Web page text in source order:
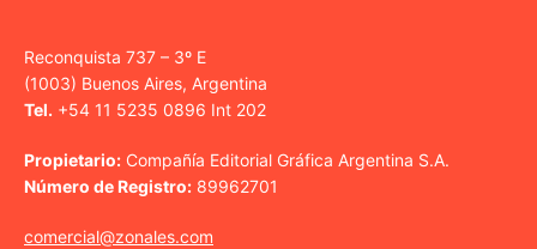
Reconquista 737 – 3º E
(1003) Buenos Aires, Argentina
Tel. +54 11 5235 0896 Int 202
Propietario: Compañía Editorial Gráfica Argentina S.A.
Número de Registro: 89962701
comercial@zonales.com